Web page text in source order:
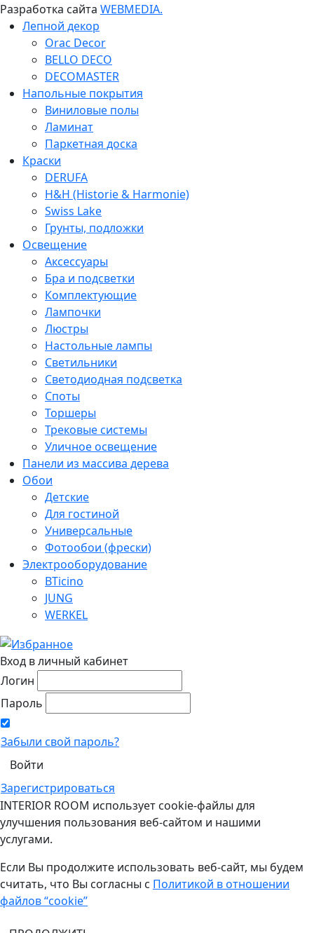
Разработка сайта WEBMEDIA.
Лепной декор
Orac Decor
BELLO DECO
DECOMASTER
Напольные покрытия
Виниловые полы
Ламинат
Паркетная доска
Краски
DERUFA
H&H (Historie & Harmonie)
Swiss Lake
Грунты, подложки
Освещение
Аксессуары
Бра и подсветки
Комплектующие
Лампочки
Люстры
Настольные лампы
Светильники
Светодиодная подсветка
Споты
Торшеры
Трековые системы
Уличное освещение
Панели из массива дерева
Обои
Детские
Для гостиной
Универсальные
Фотообои (фрески)
Электрооборудование
BTicino
JUNG
WERKEL
Вход в личный кабинет
Логин
Пароль
Забыли свой пароль?
Зарегистрироваться
INTERIOR ROOM использует cookie-файлы для
улучшения пользования веб-сайтом и нашими
услугами.
Если Вы продолжите использовать веб-сайт, мы будем
считать, что Вы согласны с Политикой в отношении
файлов “cookie”